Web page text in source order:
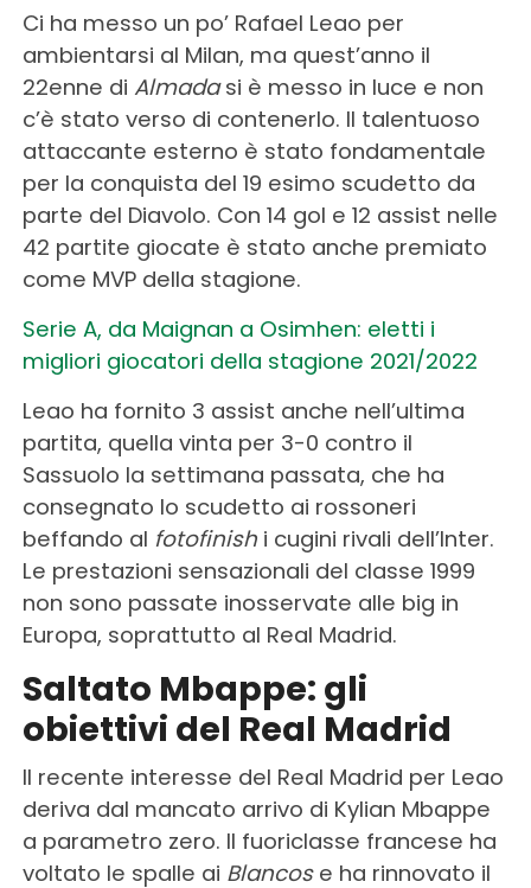
Ci ha messo un po’ Rafael Leao per
ambientarsi al Milan, ma quest’anno il
22enne di Almadasi è messo in luce e non
c’è stato verso di contenerlo. Il talentuoso
attaccante esterno è stato fondamentale
per la conquista del 19 esimo scudetto da
parte del Diavolo. Con 14 gol e 12 assist nelle
42 partite giocate è stato anche premiato
come MVP della stagione.
Serie A, da Maignan a Osimhen: eletti i
migliori giocatori della stagione 2021/2022
Leao ha fornito 3 assist anche nell’ultima
partita, quella vinta per 3-0 contro il
Sassuolo la settimana passata, che ha
consegnato lo scudetto ai rossoneri
beffando al fotofinishi cugini rivali dell’Inter.
Le prestazioni sensazionali del classe 1999
non sono passate inosservate alle big in
Europa, soprattutto al Real Madrid.
Saltato Mbappe: gli
obiettivi del Real Madrid
Il recente interesse del Real Madrid per Leao
deriva dal mancato arrivo di Kylian Mbappe
a parametro zero. Il fuoriclasse francese ha
voltato le spalle ai Blancose ha rinnovato il